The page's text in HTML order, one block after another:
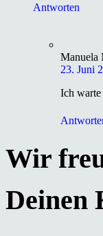
Antworten
Manuela
23. Juni
Ich warte